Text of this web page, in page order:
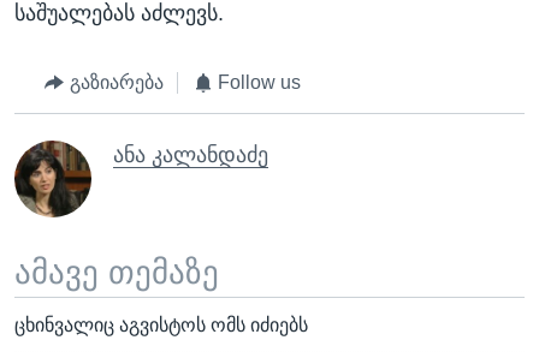
საშუალებას აძლევს.
გაზიარება Follow us
ანა კალანდაძე
ამავე თემაზე
ცხინვალიც აგვისტოს ომს იძიებს